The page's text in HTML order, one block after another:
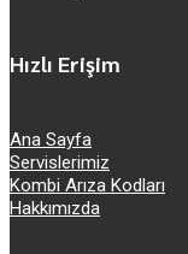
Hızlı Erişim
Ana Sayfa
Servislerimiz
Kombi Arıza Kodları
Hakkımızda